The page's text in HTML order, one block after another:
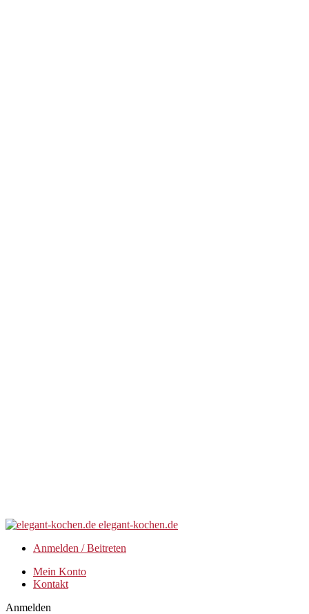
elegant-kochen.de
Anmelden / Beitreten
Mein Konto
Kontakt
Anmelden